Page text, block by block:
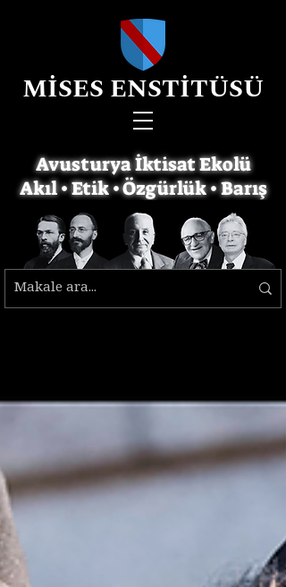
MİSES ENSTİTÜSÜ
Avusturya İktisat Ekolü
Akıl • Etik • Özgürlük • Barış